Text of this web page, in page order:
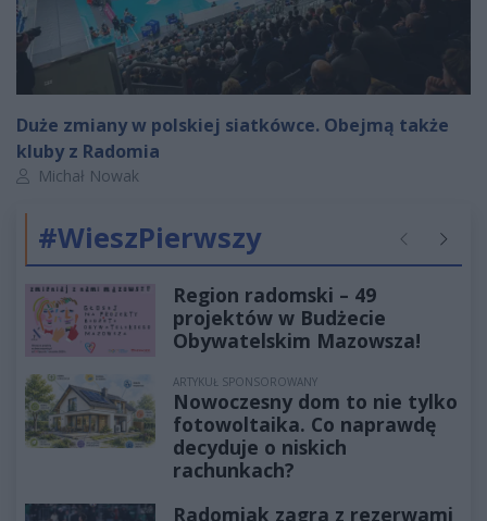
Duże zmiany w polskiej siatkówce. Obejmą także
kluby z Radomia
Autor artykułu:
Michał Nowak
#WieszPierwszy Poprzednie
Region radomski – 49
projektów w Budżecie
Obywatelskim Mazowsza!
ARTYKUŁ SPONSOROWANY
Nowoczesny dom to nie tylko
fotowoltaika. Co naprawdę
decyduje o niskich
rachunkach?
Radomiak zagra z rezerwami